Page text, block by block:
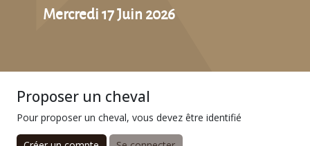
Mercredi 17 Juin 2026
Proposer un cheval
Pour proposer un cheval, vous devez être identifié